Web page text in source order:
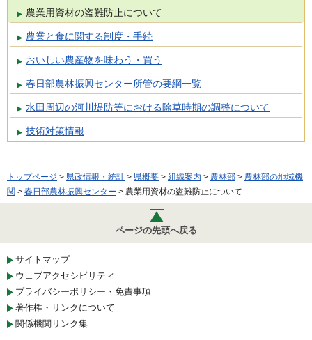
農業用資材の盗難防止について
農業と食に関する制度・手続
おいしい農産物を味わう・買う
春日部農林振興センター所管の要綱一覧
水田周辺の河川堤防等における除草時期の調整について
技術対策情報
トップページ > 県政情報・統計 > 県概要 > 組織案内 > 農林部 > 農林部の地域機
関 > 春日部農林振興センター > 農業用資材の盗難防止について
ページの先頭へ戻る
サイトマップ
ウェブアクセシビリティ
プライバシーポリシー・免責事項
著作権・リンクについて
関係機関リンク集